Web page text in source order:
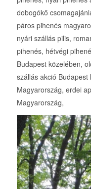
dobogókő
páros pihenés
nyári szállás pilis,
pihenés, hétvégi
Budapest közelében,
szállás akció
Magyarország, erdei
Magyarország,